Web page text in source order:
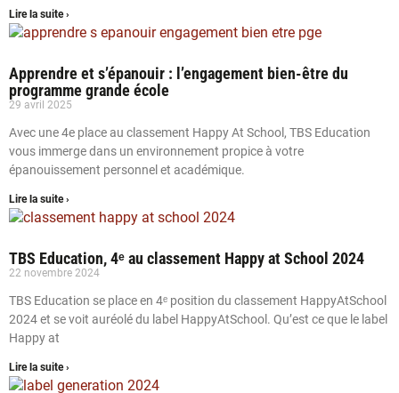
Lire la suite ›
Apprendre et s’épanouir : l’engagement bien-être du
programme grande école
29 avril 2025
Avec une 4e place au classement Happy At School, TBS Education
vous immerge dans un environnement propice à votre
épanouissement personnel et académique.
Lire la suite ›
TBS Education, 4ᵉ au classement Happy at School 2024
22 novembre 2024
TBS Education se place en 4ᵉ position du classement HappyAtSchool
2024 et se voit auréolé du label HappyAtSchool. Qu’est ce que le label
Happy at
Lire la suite ›